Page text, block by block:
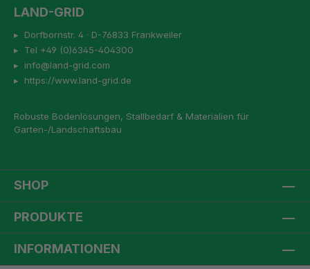
LAND-GRID
▸ Dorfbornstr. 4 · D-76833 Frankweiler
▸ Tel +49 (0)6345-404300
▸ info@land-grid.com
▸ https://www.land-grid.de
Robuste Bodenlösungen, Stallbedarf & Materialien für
Garten-/Landschaftsbau
SHOP
PRODUKTE
INFORMATIONEN